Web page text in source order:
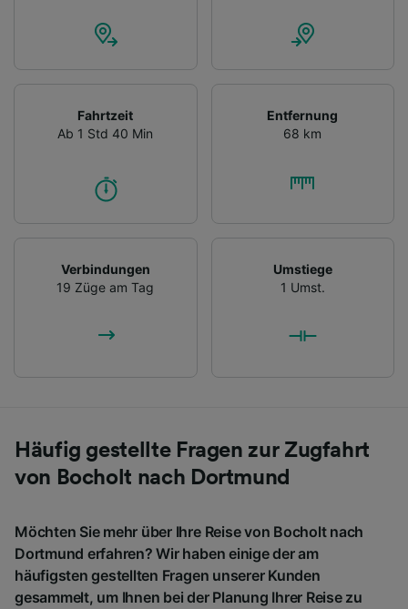
Fahrtzeit
Ab 1 Std 40 Min
Entfernung
68 km
Verbindungen
19 Züge am Tag
Umstiege
1 Umst.
Häufig gestellte Fragen zur Zugfahrt
von Bocholt nach Dortmund
Möchten Sie mehr über Ihre Reise von Bocholt nach
Dortmund erfahren? Wir haben einige der am
häufigsten gestellten Fragen unserer Kunden
gesammelt, um Ihnen bei der Planung Ihrer Reise zu